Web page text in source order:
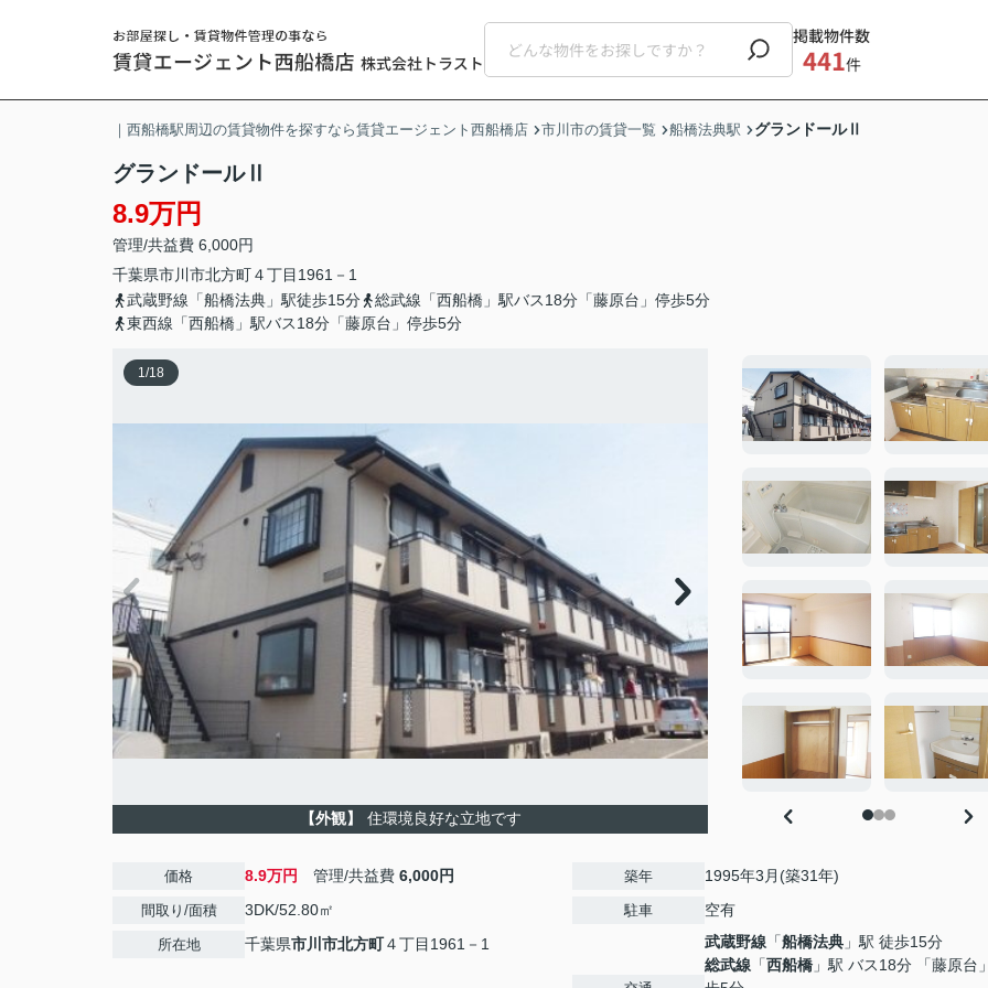
掲載物件数
441件
｜西船橋駅周辺の賃貸物件を探すなら賃貸エージェント西船橋店 市川市の賃貸一覧 船橋法典駅 グランドールⅡ
グランドールⅡ
8.9万円
管理/共益費 6,000円
千葉県市川市北方町４丁目1961－1
武蔵野線「船橋法典」駅徒歩15分
総武線「西船橋」駅バス18分「藤原台」停歩5分
東西線「西船橋」駅バス18分「藤原台」停歩5分
1/18
【外観】 住環境良好な立地です
価格 8.9万円 管理/共益費 6,000円
間取り/面積 3DK/52.80㎡
所在地 千葉県市川市北方町４丁目1961－1
築年 1995年3月(築31年)
駐車 空有
武蔵野線 「船橋法典 」駅 徒歩15分
総武線 「西船橋 」駅 バス18分 「藤原台